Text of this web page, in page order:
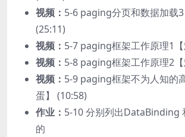
视频： 5-6 paging分页和数据加载3
(25:11)
视频： 5-7 paging框架工作原理1
视频： 5-8 paging框架工作原理2
视频： 5-9 paging框架不为人知的
蛋】 (10:58)
作业： 5-10 分别列出DataBinding
的